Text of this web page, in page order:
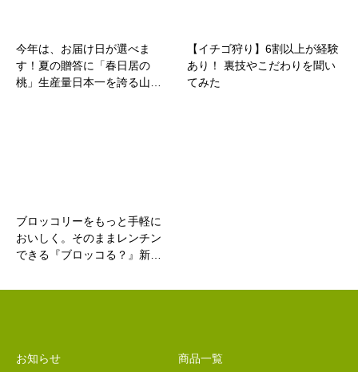
今年は、お届け日が選べま
す！夏の贈答に「春日居の
桃」生産量日本一を誇る山…
【イチゴ狩り】6割以上が経験
あり！ 裏技やこだわりを聞い
てみた
ブロッコリーをもっと手軽に
おいしく。そのままレンチン
できる『ブロッコる？』新…
お知らせ 商品一覧